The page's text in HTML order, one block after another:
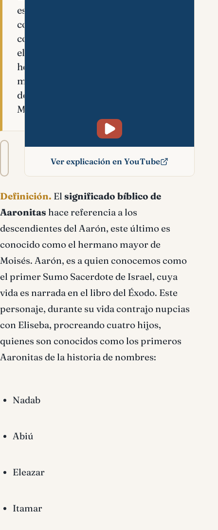
es
conocido
como
el
hermano
mayor
de
Moisés.
Tamaño
A− A+
bíblico
Ver explicación en YouTube
Definición. El significado bíblico de
Aaronitas hace referencia a los
descendientes del Aarón, este último es
conocido como el hermano mayor de
Moisés. Aarón, es a quien conocemos como
el primer Sumo Sacerdote de Israel, cuya
vida es narrada en el libro del Éxodo. Este
personaje, durante su vida contrajo nupcias
con Eliseba, procreando cuatro hijos,
quienes son conocidos como los primeros
Aaronitas de la historia de nombres:
Nadab
Abiú
Eleazar
Itamar